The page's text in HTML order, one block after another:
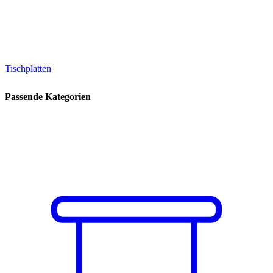
Tischplatten
Passende Kategorien